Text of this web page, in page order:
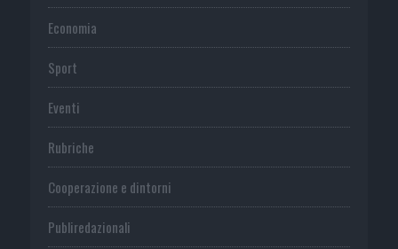
Economia
Sport
Eventi
Rubriche
Cooperazione e dintorni
Publiredazionali